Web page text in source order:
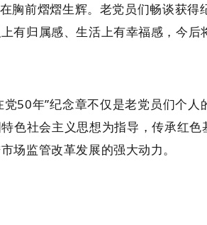
胸前熠熠生辉。 老党员们畅谈获得
有归属感、生活上有幸福感，今
党50年”纪念章不仅是老党员们个
色社会主义思想为指导，传承红
场监管改革发展的强大动力。